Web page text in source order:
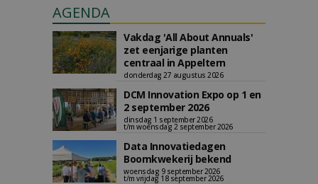
AGENDA
Vakdag 'All About Annuals'
zet eenjarige planten
centraal in Appeltern
donderdag 27 augustus 2026
DCM Innovation Expo op 1 en
2 september 2026
dinsdag 1 september 2026
t/m woensdag 2 september 2026
Data Innovatiedagen
Boomkwekerij bekend
woensdag 9 september 2026
t/m vrijdag 18 september 2026